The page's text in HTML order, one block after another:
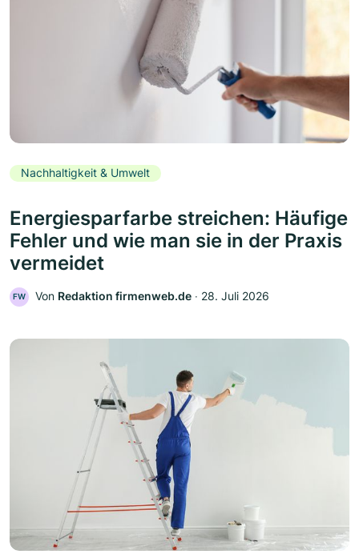
Nachhaltigkeit & Umwelt
Energiesparfarbe streichen: Häufige
Fehler und wie man sie in der Praxis
vermeidet
FW Von Redaktion firmenweb.de ‧ 28. Juli 2026